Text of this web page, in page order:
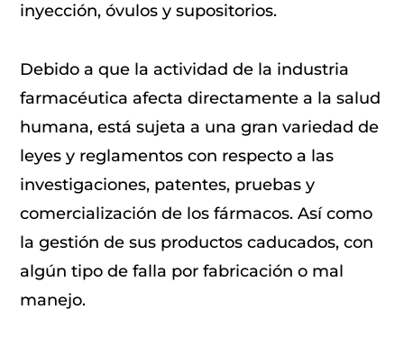
inyección, óvulos y supositorios.
Debido a que la actividad de la industria
farmacéutica afecta directamente a la salud
humana, está sujeta a una gran variedad de
leyes y reglamentos con respecto a las
investigaciones, patentes, pruebas y
comercialización de los fármacos. Así como
la gestión de sus productos caducados, con
algún tipo de falla por fabricación o mal
manejo.